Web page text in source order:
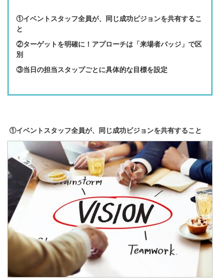
①イベントスタッフ全員が、同じ成功ビジョンを共有するこ
と
②ターゲットを明確に！アプローチは「来場者バッジ」で区
別
③当日の担当スタップごとに具体的な目標を設定
①イベントスタッフ全員が、同じ成功ビジョンを共有すること